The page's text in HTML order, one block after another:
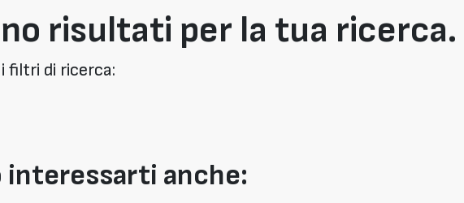
risultati per la tua ricerca.
filtri di ricerca:
interessarti anche: